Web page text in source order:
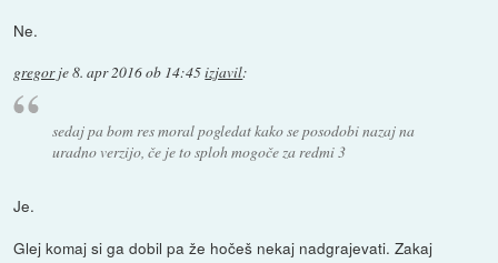
Ne.
gregorje8. apr 2016 ob 14:45izjavil:
sedaj pa bom res moral pogledat kako se posodobi nazaj na
uradno verzijo, če je to sploh mogoče za redmi 3
Je.
Glej komaj si ga dobil pa že hočeš nekaj nadgrajevati. Zakaj